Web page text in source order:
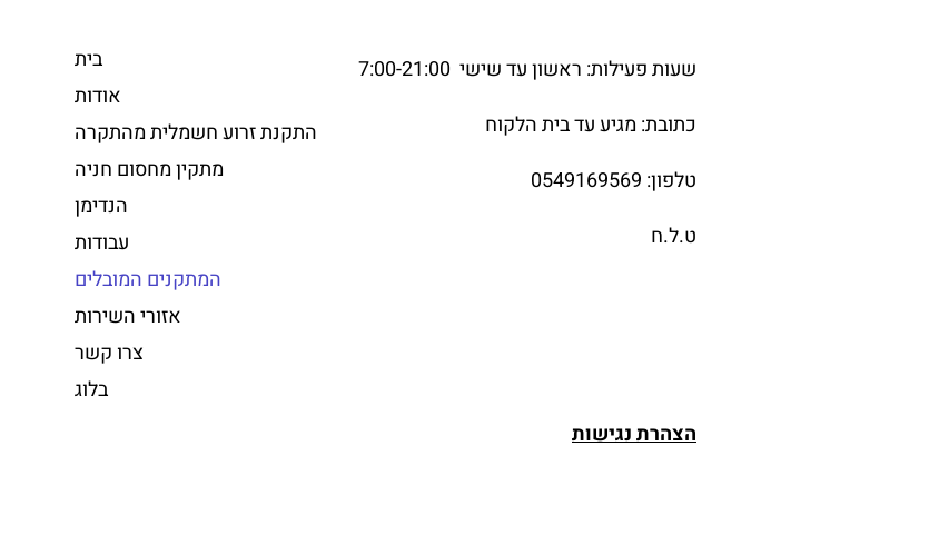
בית
אודות
התקנת זרוע חשמלית מהתקרה
מתקין מחסום חניה
הנדימן
עבודות
המתקנים המובלים
אזורי השירות
צרו קשר
בלוג
שעות פעילות: ראשון עד שישי 7:00-21:00
כתובת: מגיע עד בית הלקוח
טלפון: 0549169569
ט.ל.ח
הצהרת נגישות